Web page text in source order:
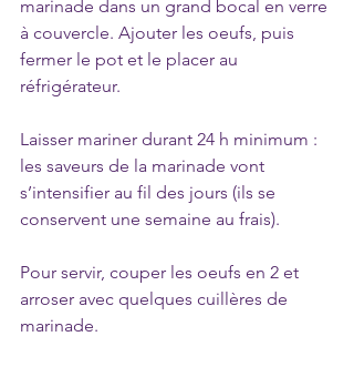
marinade dans un grand bocal en verre
à couvercle. Ajouter les oeufs, puis
fermer le pot et le placer au
réfrigérateur.
Laisser mariner durant 24 h minimum :
les saveurs de la marinade vont
s’intensifier au fil des jours (ils se
conservent une semaine au frais).
Pour servir, couper les oeufs en 2 et
arroser avec quelques cuillères de
marinade.